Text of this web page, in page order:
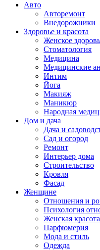
Авто
Авторемонт
Внедорожники
Здоровье и красота
Женское
Стоматология
Медицина
Медицинские
Интим
Йога
Макияж
Маникюр
Народная
Дом и дача
Дача и
Сад и огород
Ремонт
Интерьер дома
Строительство
Кровля
Фасад
Женщине
Отношения и
Психология
Женская красота
Парфюмерия
Мода и стиль
Одежда